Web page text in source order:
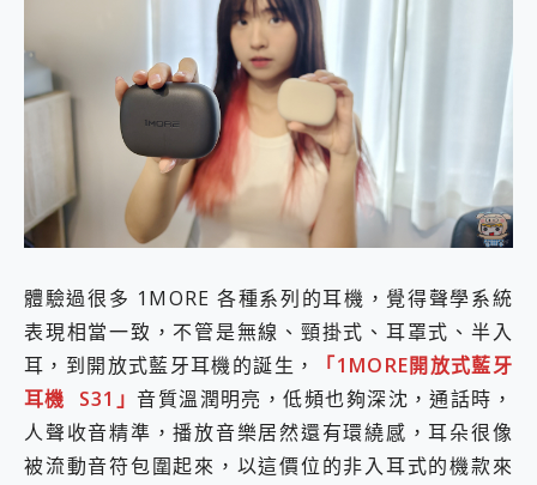
體驗過很多 1MORE 各種系列的耳機，覺得聲學系統
表現相當一致，不管是無線、頸掛式、耳罩式、半入
耳，到開放式藍牙耳機的誕生，
「1MORE開放式藍牙
耳機 S31」音質溫潤明亮，低頻也夠深沈，通話時，
人聲收音精準，播放音樂居然還有環繞感，耳朵很像
被流動音符包圍起來，以這價位的非入耳式的機款來